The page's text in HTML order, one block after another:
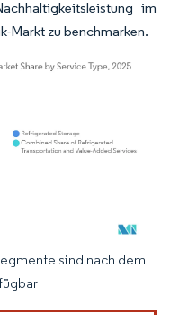
im
Markt zu benchmarken.
erfordert Namensnennung
sind nach dem